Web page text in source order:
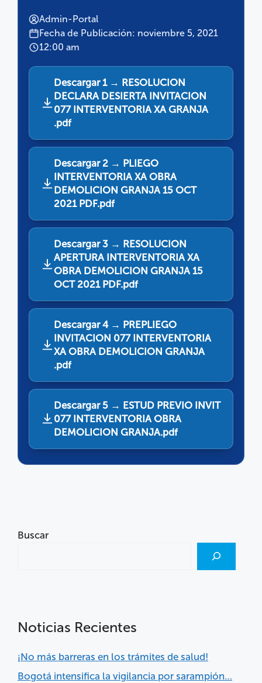
Admin-Portal
Fecha de Publicación: noviembre 5, 2021
12:00 am
Descargar 1 → RESOLUCION
DECLARA DESIERTA INVITACION
077 INTERVENTORIA XA GRANJA
.pdf
Descargar 2 → PLIEGO
INTERVENTORIA XA OBRA
DEMOLICION GRANJA 15 OCT
2021 PDF.pdf
Descargar 3 → RESOLUCION
APERTURA INTERVENTORIA XA
OBRA DEMOLICION GRANJA 15
OCT 2021 PDF.pdf
Descargar 4 → PREPLIEGO
INVITACION 077 INTERVENTORIA
XA OBRA DEMOLICION GRANJA
.pdf
Descargar 5 → ESTUD PREVIO INVIT
077 INTERVENTORIA OBRA
DEMOLICION GRANJA.pdf
Buscar
Noticias Recientes
¡No más barreras en los trámites de salud!
Bogotá intensifica la vigilancia por sarampión…